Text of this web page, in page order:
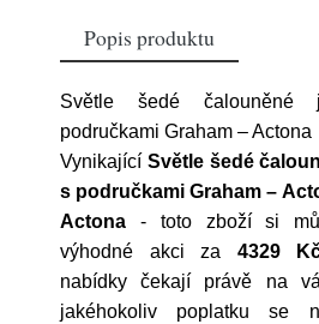
Popis produktu
Světle šedé
područkami Graham – Actona
Vynikající Světle šedé
s područkami Graham –
Actona - toto zboží si
výhodné akci za 4329
nabídky čekají právě na
jakéhokoliv poplatku se